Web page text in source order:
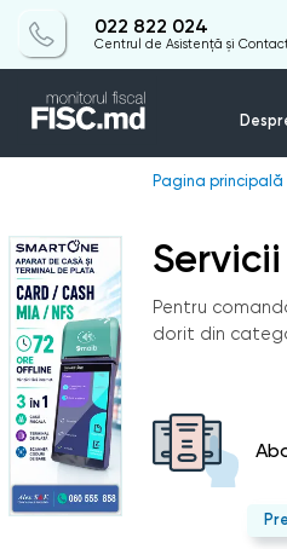
022 822 024
Centrul de Asistență și
Pagina principală
Pentru
dorit din